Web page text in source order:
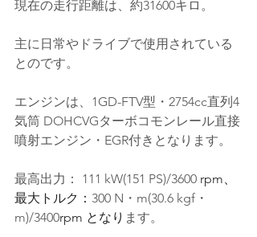
現在の走行距離は、約31600キロ。
主に日常やドライブで使用されている
とのです。
エンジンは、1GD-FTV型・2754cc直列4
気筒 DOHCVGターボコモンレール直接
噴射エンジン・EGR付きとなります。
最高出力： 111 kW(151 PS)/3600 rpm、
最大トルク： 300 N・m(30.6 kgf・
m)/3400rpm となり ます。